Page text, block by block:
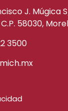
J. Múgica
58030,
3500